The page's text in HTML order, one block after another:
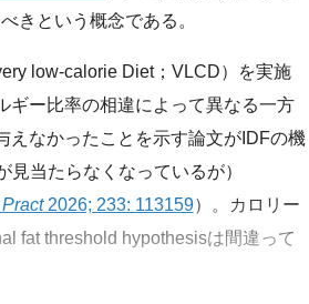
きという概念である。
low-calorie Diet；VLCD）を実施
ギー比率の相違によって異なる一方
えなかったことを示す論文がIDFの機
当たらなくなっているが）
2026; 233: 113159）。カロリー
fat threshold hypothesisは間違って